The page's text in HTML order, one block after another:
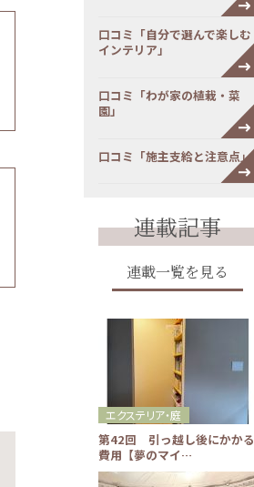
口コミ「自分で選んで楽しむ
インテリア」
口コミ「わが家の植栽・菜
園」
口コミ「施主支給と注意点」
連載記事
連載一覧を見る
第42回 引っ越し後にかかる
費用【夢のマイ…
エクステリア・庭